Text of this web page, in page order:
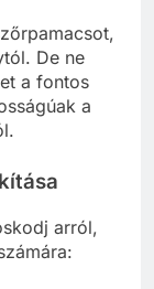
De ne
a fontos
a
arról,